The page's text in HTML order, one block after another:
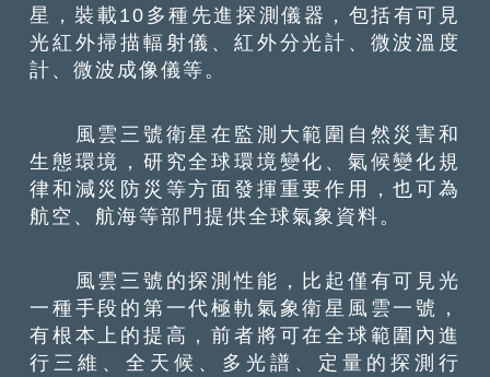
星，裝載10多種先進探測儀器，包括有可見
光紅外掃描輻射儀、紅外分光計、微波溫度
計、微波成像儀等。
風雲三號衛星在監測大範圍自然災害和
生態環境，研究全球環境變化、氣候變化規
律和減災防災等方面發揮重要作用，也可為
航空、航海等部門提供全球氣象資料。
風雲三號的探測性能，比起僅有可見光
一種手段的第一代極軌氣象衛星風雲一號，
有根本上的提高，前者將可在全球範圍內進
行三維、全天候、多光譜、定量的探測行